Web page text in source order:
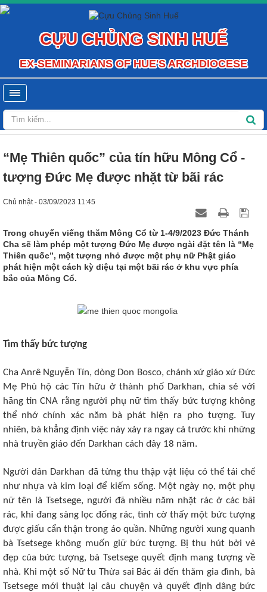
CỰU CHỦNG SINH HUẾ
EX-SEMINARIANS OF HUE'S ARCHDIOCESE
“Mẹ Thiên quốc” của tín hữu Mông Cổ -
tượng Đức Mẹ được nhặt từ bãi rác
Chủ nhật - 03/09/2023 11:45
Trong chuyến viếng thăm Mông Cổ từ 1-4/9/2023 Đức Thánh
Cha sẽ làm phép một tượng Đức Mẹ được ngài đặt tên là “Mẹ
Thiên quốc”, một tượng nhỏ được một phụ nữ Phật giáo
phát hiện một cách kỳ diệu tại một bãi rác ở khu vực phía
bắc của Mông Cổ.
Tìm thấy bức tượng
Cha Anrê Nguyễn Tín, dòng Don Bosco, chánh xứ giáo xứ Đức
Mẹ Phù hộ các Tín hữu ở thành phố Darkhan, chia sẻ với
hãng tin CNA rằng người phụ nữ tìm thấy bức tượng không
thể nhớ chính xác năm bà phát hiện ra pho tượng. Tuy
nhiên, bà khẳng định việc này xảy ra ngay cả trước khi những
nhà truyền giáo đến Darkhan cách đây 18 năm.
Người dân Darkhan đã từng thu thập vật liệu có thể tái chế
như nhựa và kim loại để kiếm sống. Một ngày nọ, một phụ
nữ tên là Tsetsege, người đã nhiều năm nhặt rác ở các bãi
rác, khi đang sàng lọc đống rác, tình cờ thấy một bức tượng
được giấu cẩn thận trong áo quần. Những người xung quanh
bà Tsetsege không muốn giữ bức tượng. Bị thu hút bởi vẻ
đẹp của bức tượng, bà Tsetsege quyết định mang tượng về
nhà. Khi một số Nữ tu Thừa sai Bác ái đến thăm gia đình, bà
Tsetsege mới thuật lại câu chuyện và quyết định dâng bức